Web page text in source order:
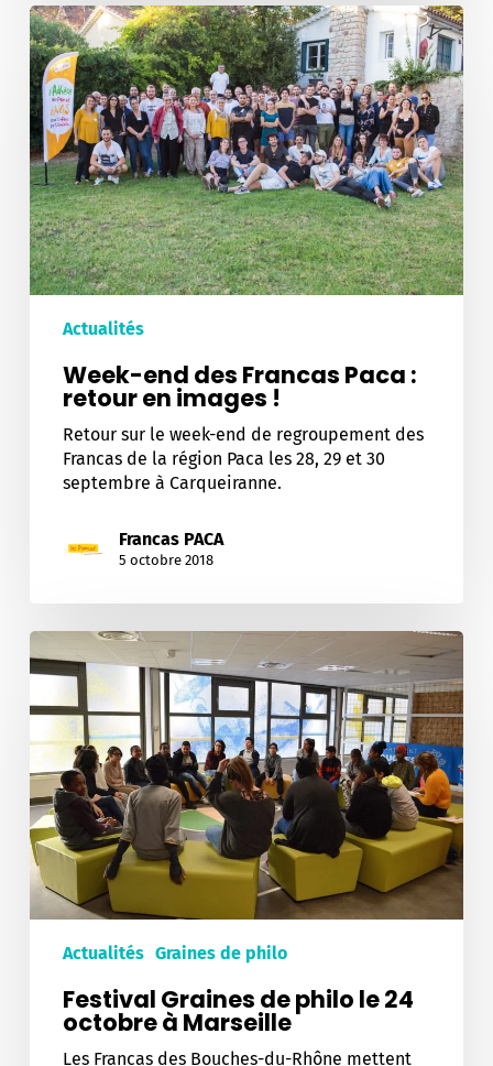
Week-
end
des
Francas
Paca
:
retour
en
images
!
Actualités
Week-end des Francas Paca :
retour en images !
Retour sur le week-end de regroupement des
Francas de la région Paca les 28, 29 et 30
septembre à Carqueiranne.
Francas PACA
5 octobre 2018
Festival
Graines
philo
le
24
octobre
à
Marseille
Actualités Graines de philo
Festival Graines de philo le 24
octobre à Marseille
Les Francas des Bouches-du-Rhône mettent